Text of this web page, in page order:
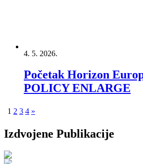
4. 5. 2026.
Početak Horizon
POLICY ENLARGE
1 2 3 4 »
Izdvojene Publikacije